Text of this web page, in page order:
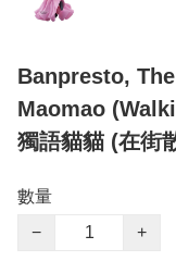
Banpresto,
Maomao
獨語貓貓 (在街
數量
−
+